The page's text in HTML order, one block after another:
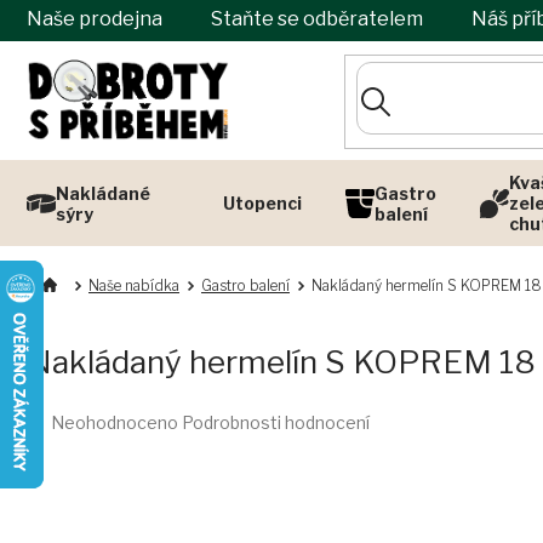
PřejítNaše prodejna Staňte se odběratelem Náš
Nakládané
sýry
Utopenci
Gastro
balení
Naše nabídka Gastro balení Nakládaný hermelín S KOPREM
Nakládaný hermelín S KOPREM 18
hodnocení
Neohodnoceno Podrobnosti hodnocení